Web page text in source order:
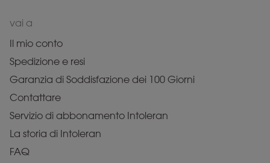
vai a
Il mio conto
Spedizione e resi
Garanzia di Soddisfazione dei 100 Giorni
Contattare
Servizio di abbonamento Intoleran
La storia di Intoleran
FAQ